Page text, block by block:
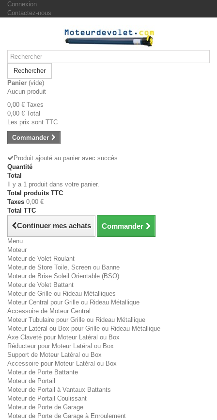
Connexion
Contactez-nous
Rechercher
Panier (vide)
Aucun produit
0,00 € Taxes
0,00 € Total
Les prix sont TTC
Commander
Produit ajouté au panier avec succès
Quantité
Total
Il y a 1 produit dans votre panier.
Total produits TTC
Taxes 0,00 €
Total TTC
Continuer mes achats Commander
Menu
Moteur
Moteur de Volet Roulant
Moteur de Store Toile, Screen ou Banne
Moteur de Brise Soleil Orientable (BSO)
Moteur de Volet Battant
Moteur de Grille ou Rideau Métalliques
Moteur Central pour Grille ou Rideau Métallique
Accessoire de Moteur Central
Moteur Tubulaire pour Grille ou Rideau Métallique
Moteur Latéral ou Box pour Grille ou Rideau Métallique
Axe Claveté pour Moteur Latéral ou Box
Réducteur pour Moteur Latéral ou Box
Support de Moteur Latéral ou Box
Accessoire pour Moteur Latéral ou Box
Moteur de Porte Battante
Moteur de Portail
Moteur de Portail à Vantaux Battants
Moteur de Portail Coulissant
Moteur de Porte de Garage
Moteur de Porte de Garage à Enroulement